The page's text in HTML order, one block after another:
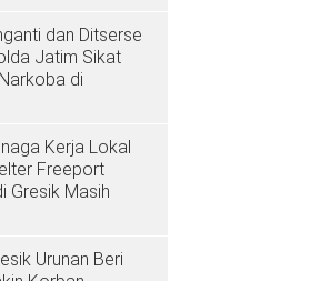
dan Ditserse
Jatim Sikat
di
Kerja Lokal
Freeport
Gresik Masih
Urunan Beri